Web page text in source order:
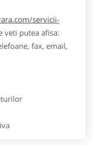
servicii-
veti putea afisa:
fax, email,